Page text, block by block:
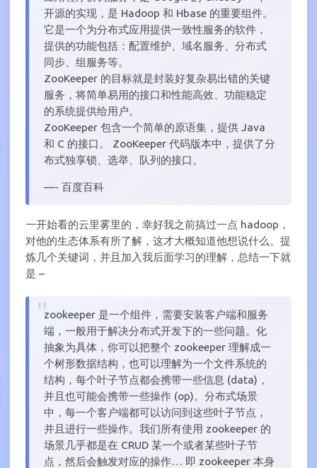
开源的实现，是 Hadoop 和 Hbase 的重要组件。
它是一个为分布式应用提供一致性服务的软件，
提供的功能包括：配置维护、域名服务、分布式
同步、组服务等。
ZooKeeper 的目标就是封装好复杂易出错的关键
服务，将简单易用的接口和性能高效、功能稳定
的系统提供给用户。
ZooKeeper 包含一个简单的原语集，提供 Java
和 C 的接口。 ZooKeeper 代码版本中，提供了分
布式独享锁、选举、队列的接口。
—- 百度百科
一开始看的云里雾里的，幸好我之前搞过一点 hadoop，
对他的生态体系有所了解，这才大概知道他想说什么。提
炼几个关键词，并且加入我后面学习的理解，总结一下就
是 –
zookeeper 是一个组件，需要安装客户端和服务
端，一般用于解决分布式开发下的一些问题。化
抽象为具体，你可以把整个 zookeeper 理解成一
个树形数据结构，也可以理解为一个文件系统的
结构，每个叶子节点都会携带一些信息 (data)，
并且也可能会携带一些操作 (op)。分布式场景
中，每一个客户端都可以访问到这些叶子节点，
并且进行一些操作。我们所有使用 zookeeper 的
场景几乎都是在 CRUD 某一个或者某些叶子节
点，然后会触发对应的操作… 即 zookeeper 本身